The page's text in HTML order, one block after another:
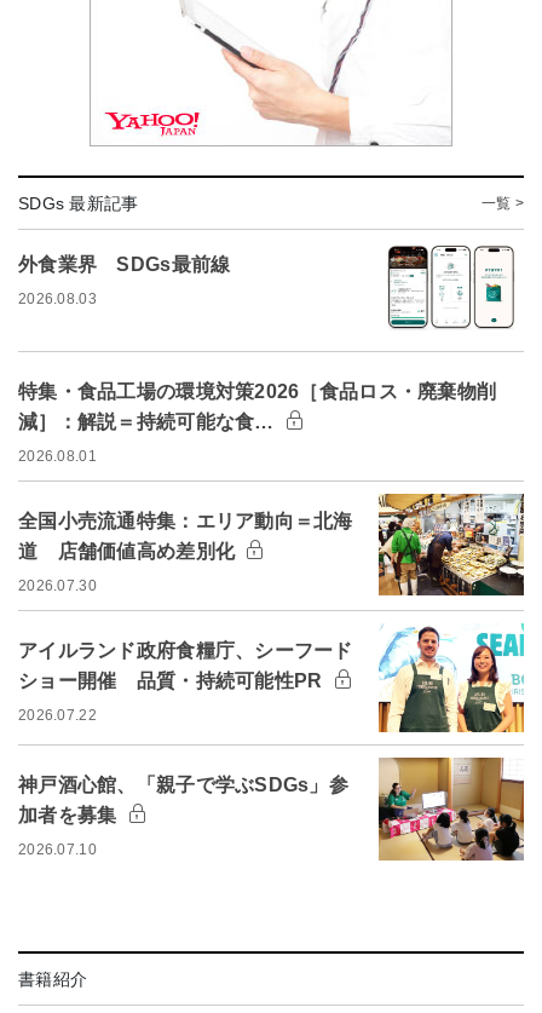
SDGs 最新記事 一覧 >
外食業界 SDGs最前線
2026.08.03
特集・食品工場の環境対策2026［食品ロス・廃棄物削
減］：解説＝持続可能な食…
2026.08.01
全国小売流通特集：エリア動向＝北海
道 店舗価値高め差別化
2026.07.30
アイルランド政府食糧庁、シーフード
ショー開催 品質・持続可能性PR
2026.07.22
神戸酒心館、「親子で学ぶSDGs」参
加者を募集
2026.07.10
書籍紹介